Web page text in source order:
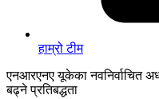
हाम्रो टीम
एनआरएनए यूकेका नवनिर्वाचित
बढ्ने प्रतिबद्धता